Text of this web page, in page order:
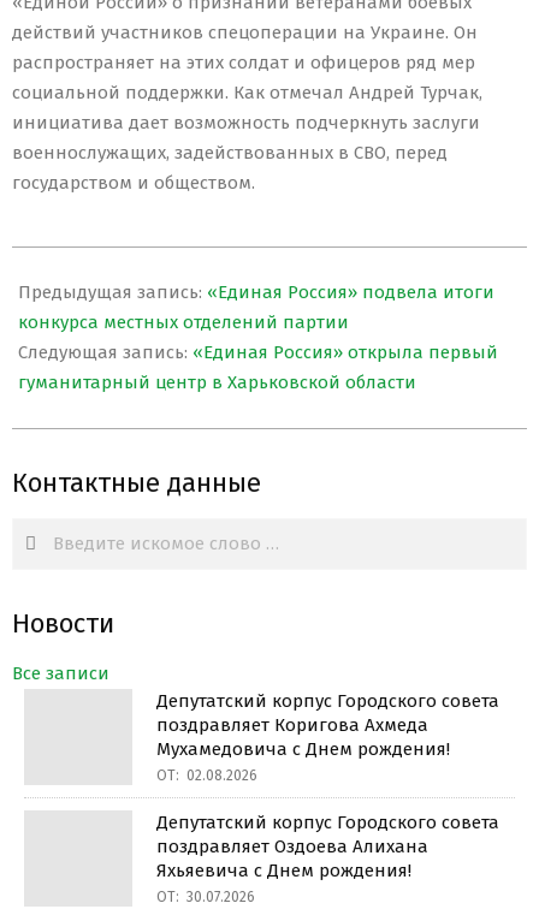
действий участников спецоперации на Украине. Он
распространяет на этих солдат и офицеров ряд мер
социальной поддержки. Как отмечал Андрей Турчак,
инициатива дает возможность подчеркнуть заслуги
военнослужащих, задействованных в СВО, перед
государством и обществом.
06-
20
Предыдущая запись: «Единая Россия» подвела итоги
конкурса местных отделений партии
Следующая запись: «Единая Россия» открыла первый
гуманитарный центр в Харьковской области
Контактные данные
Новости
Все записи
Депутатский корпус Городского совета
поздравляет Коригова Ахмеда
Мухамедовича с Днем рождения!
ОТ: 02.08.2026
Депутатский корпус Городского совета
поздравляет Оздоева Алихана
Яхьяевича с Днем рождения!
ОТ: 30.07.2026